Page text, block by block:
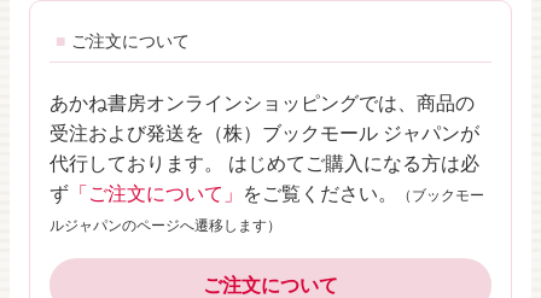
ご注文について
あかね書房オンラインショッピングでは、商品の
受注および発送を（株）ブックモール ジャパンが
代行しております。 はじめてご購入になる方は必
ず 「ご注文について」 をご覧ください。
（ブックモー
ルジャパンのページへ遷移します）
ご注文について